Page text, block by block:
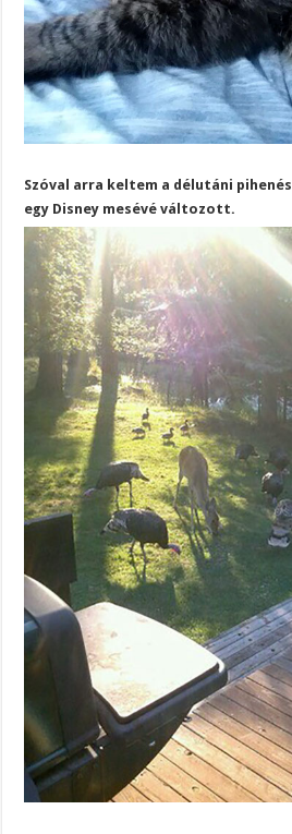
Szóval arra keltem a délutáni
egy Disney mesévé változott.